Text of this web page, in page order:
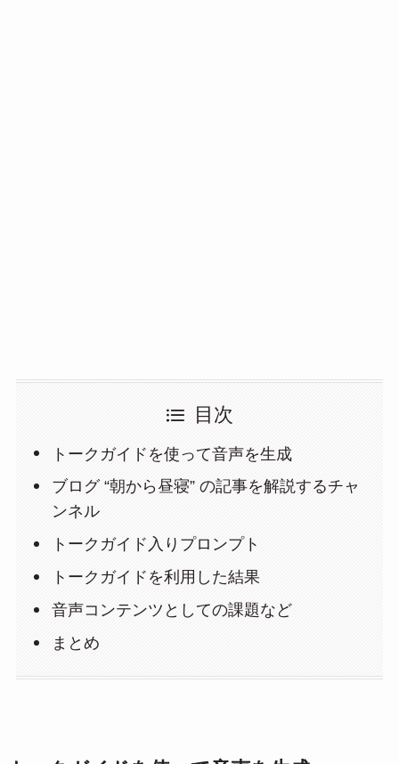
目次
トークガイドを使って音声を生成
ブログ “朝から昼寝” の記事を解説するチャ
ンネル
トークガイド入りプロンプト
トークガイドを利用した結果
音声コンテンツとしての課題など
まとめ